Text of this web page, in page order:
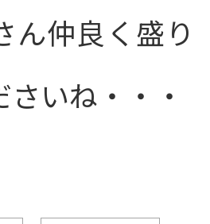
ん仲良く盛り
いね・・・